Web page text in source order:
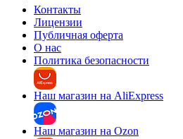
Контакты
Лицензии
Публичная оферта
О нас
Политика безопасности
Наш магазин на AliExpress
Наш магазин на Ozon